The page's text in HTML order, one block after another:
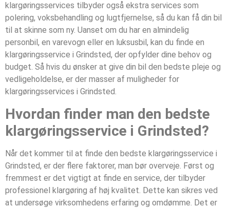
klargøringsservices tilbyder også ekstra services som
polering, voksbehandling og lugtfjernelse, så du kan få din bil
til at skinne som ny. Uanset om du har en almindelig
personbil, en varevogn eller en luksusbil, kan du finde en
klargøringsservice i Grindsted, der opfylder dine behov og
budget. Så hvis du ønsker at give din bil den bedste pleje og
vedligeholdelse, er der masser af muligheder for
klargøringsservices i Grindsted.
Hvordan finder man den bedste
klargøringsservice i Grindsted?
Når det kommer til at finde den bedste klargøringsservice i
Grindsted, er der flere faktorer, man bør overveje. Først og
fremmest er det vigtigt at finde en service, der tilbyder
professionel klargøring af høj kvalitet. Dette kan sikres ved
at undersøge virksomhedens erfaring og omdømme. Det er